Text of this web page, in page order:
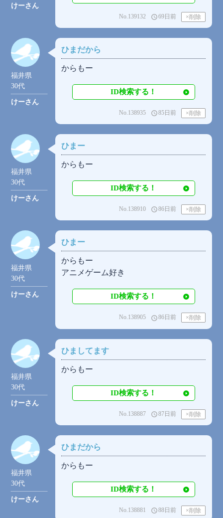
けーさん
access_time69日前
No.139132
福井県
30代
けーさん
ひまだから
からもー
ID検索する！
access_time85日前
No.138935
福井県
30代
けーさん
ひまー
からもー
ID検索する！
access_time86日前
No.138910
福井県
30代
けーさん
ひまー
からもー
アニメゲーム好き
ID検索する！
access_time86日前
No.138905
福井県
30代
けーさん
ひましてます
からもー
ID検索する！
access_time87日前
No.138887
福井県
30代
けーさん
ひまだから
からもー
ID検索する！
access_time88日前
No.138881